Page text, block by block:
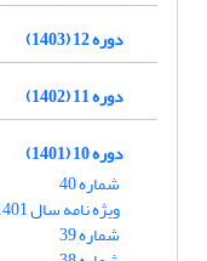
دوره 12 (1403)
دوره 11 (1402)
دوره 10 (1401)
شماره 40
ویژه نامه سال 1401
شماره 39